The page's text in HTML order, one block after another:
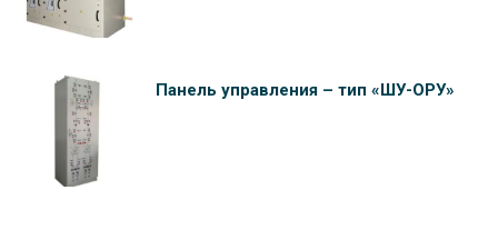
Панель управления – тип «ШУ-ОРУ»